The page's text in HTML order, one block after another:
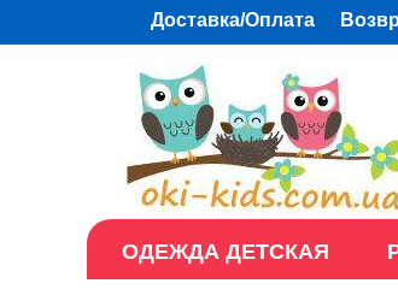
Доставка/Оплата
ОДЕЖДА ДЕТСКАЯ